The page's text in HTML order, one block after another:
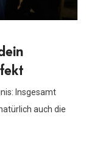
Insgesamt
auch die